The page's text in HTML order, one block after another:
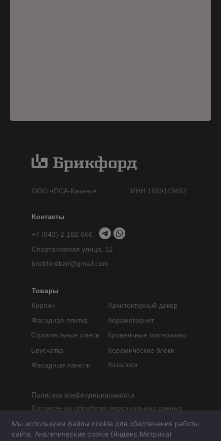
ИНН 1659149452
Согласие на обработку персональных данных
Политика конфиденциальности
Фасадная плитка
Кирпич Архитектурный декор
Фасадные панели
Керамогранит
Строительные смеси
Каталоги
Товары
Контакты
Брусчатка
+7 (843) 2-102-666
ООО «ПСА-Казань»
Кровельные материалы
Керамические блоки
Сайт не является публичной офертой,
определяемой положениями статьи 437 ГК РФ
brickfordkzn@gmail.com
Спартаковская улица, 12
Мы используем файлы cookie для обеспечения работы
сайта. Аналитические cookie (Яндекс.Метрика)